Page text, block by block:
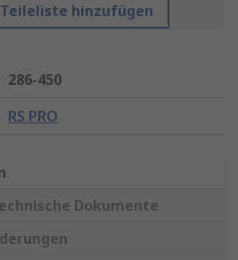
hinzufügen
286-450
RS PRO
Dokumente